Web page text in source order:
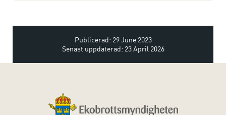
Publicerad: 29 June 2023
Senast uppdaterad: 23 April 2026